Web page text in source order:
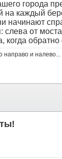
города
каждый
начинают
от
когда
направо и налево...